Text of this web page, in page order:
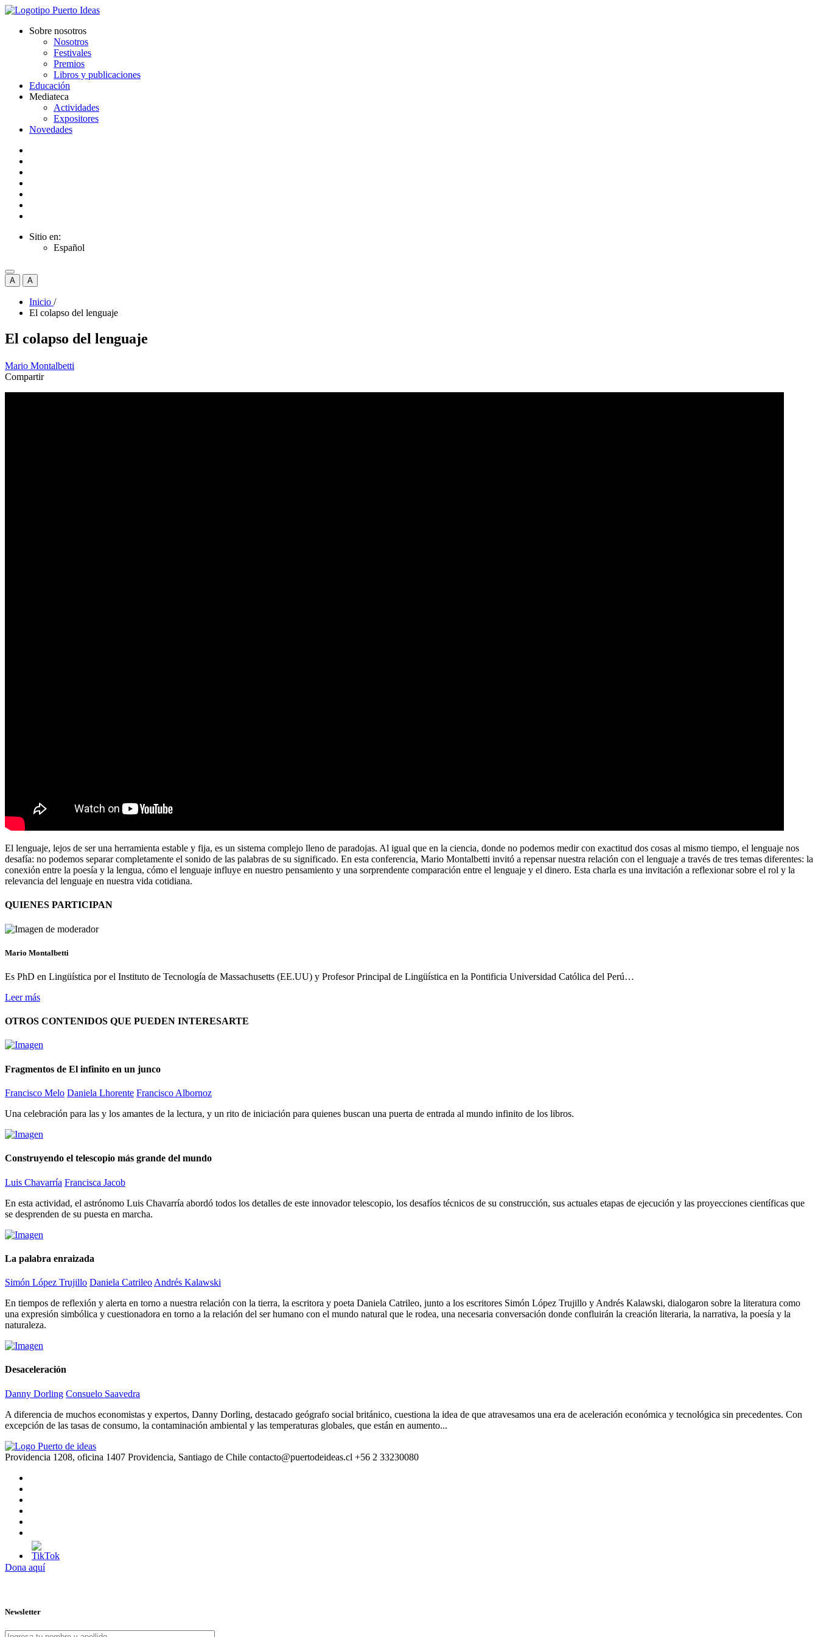
Sobre nosotros
Nosotros
Festivales
Premios
Libros y publicaciones
Educación
Mediateca
Actividades
Expositores
Novedades
Sitio en:
Español
A A
Inicio /
El colapso del lenguaje
El colapso del lenguaje
Mario Montalbetti
Compartir
El lenguaje, lejos de ser una herramienta estable y fija, es un sistema complejo lleno de paradojas. Al igual que en la ciencia, donde no podemos medir con exactitud dos cosas al mismo tiempo, el lenguaje nos
desafía: no podemos separar completamente el sonido de las palabras de su significado. En esta conferencia, Mario Montalbetti invitó a repensar nuestra relación con el lenguaje a través de tres temas diferentes: la
conexión entre la poesía y la lengua, cómo el lenguaje influye en nuestro pensamiento y una sorprendente comparación entre el lenguaje y el dinero. Esta charla es una invitación a reflexionar sobre el rol y la
relevancia del lenguaje en nuestra vida cotidiana.
QUIENES PARTICIPAN
Mario Montalbetti
Es PhD en Lingüística por el Instituto de Tecnología de Massachusetts (EE.UU) y Profesor Principal de Lingüística en la Pontificia Universidad Católica del Perú…
Leer más
OTROS CONTENIDOS QUE PUEDEN INTERESARTE
Fragmentos de El infinito en un junco
Francisco Melo Daniela Lhorente Francisco Albornoz
Una celebración para las y los amantes de la lectura, y un rito de iniciación para quienes buscan una puerta de entrada al mundo infinito de los libros.
Construyendo el telescopio más grande del mundo
Luis Chavarría Francisca Jacob
En esta actividad, el astrónomo Luis Chavarría abordó todos los detalles de este innovador telescopio, los desafíos técnicos de su construcción, sus actuales etapas de ejecución y las proyecciones científicas que
se desprenden de su puesta en marcha.
La palabra enraizada
Simón López Trujillo Daniela Catrileo Andrés Kalawski
En tiempos de reflexión y alerta en torno a nuestra relación con la tierra, la escritora y poeta Daniela Catrileo, junto a los escritores Simón López Trujillo y Andrés Kalawski, dialogaron sobre la literatura como
una expresión simbólica y cuestionadora en torno a la relación del ser humano con el mundo natural que le rodea, una necesaria conversación donde confluirán la creación literaria, la narrativa, la poesía y la
naturaleza.
Desaceleración
Danny Dorling Consuelo Saavedra
A diferencia de muchos economistas y expertos, Danny Dorling, destacado geógrafo social británico, cuestiona la idea de que atravesamos una era de aceleración económica y tecnológica sin precedentes. Con
excepción de las tasas de consumo, la contaminación ambiental y las temperaturas globales, que están en aumento...
Providencia 1208, oficina 1407 Providencia, Santiago de Chile contacto@puertodeideas.cl +56 2 33230080
Dona aquí
Newsletter